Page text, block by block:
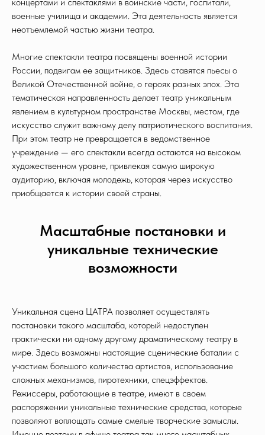
военные училища и академии. Эта деятельность является
неотъемлемой частью жизни театра.
Многие спектакли театра посвящены военной истории
России, подвигам ее защитников. Здесь ставятся пьесы о
Великой Отечественной войне, о героях разных эпох. Эта
тематическая направленность делает театр уникальным
явлением в культурном пространстве Москвы, местом, где
искусство служит важному делу патриотического воспитания.
При этом театр не превращается в ведомственное
учреждение — его спектакли всегда остаются на высоком
художественном уровне, привлекая самую широкую
аудиторию, включая молодежь, которая через искусство
приобщается к истории своей страны.
Масштабные постановки и
уникальные технические
возможности
Уникальная сцена ЦАТРА позволяет осуществлять
постановки такого масштаба, который недоступен
практически ни одному другому драматическому театру в
мире. Здесь возможны настоящие сценические баталии с
участием большого количества артистов, использование
сложных механизмов, пиротехники, спецэффектов.
Режиссеры, работающие в театре, имеют в своем
распоряжении уникальные технические средства, которые
позволяют воплощать самые смелые творческие замыслы.